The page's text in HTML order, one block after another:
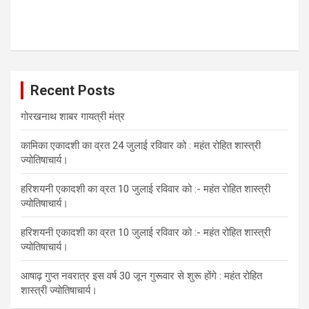
Recent Posts
गोरखनाथ शाबर गायत्री मंत्र
कामिका एकादशी का व्रत 24 जुलाई रविवार को : महंत रोहित शास्त्री
ज्योतिषाचार्य।
हरिशयनी एकादशी का व्रत 10 जुलाई रविवार को :- महंत रोहित शास्त्री
ज्योतिषाचार्य।
हरिशयनी एकादशी का व्रत 10 जुलाई रविवार को :- महंत रोहित शास्त्री
ज्योतिषाचार्य।
आषाढ़ गुप्त नवरात्र इस वर्ष 30 जून गुरूवार से शुरू होंगे : महंत रोहित
शास्त्री ज्योतिषाचार्य।